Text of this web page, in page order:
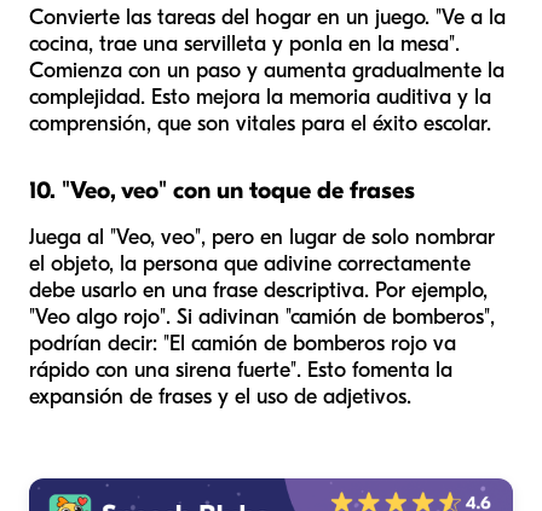
Convierte las tareas del hogar en un juego. "Ve a la
cocina, trae una servilleta y ponla en la mesa".
Comienza con un paso y aumenta gradualmente la
complejidad. Esto mejora la memoria auditiva y la
comprensión, que son vitales para el éxito escolar.
10. "Veo, veo" con un toque de frases
Juega al "Veo, veo", pero en lugar de solo nombrar
el objeto, la persona que adivine correctamente
debe usarlo en una frase descriptiva. Por ejemplo,
"Veo algo rojo". Si adivinan "camión de bomberos",
podrían decir: "El camión de bomberos rojo va
rápido con una sirena fuerte". Esto fomenta la
expansión de frases y el uso de adjetivos.